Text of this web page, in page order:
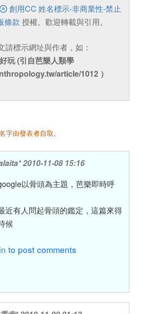
創用CC 姓名標示-非商業性-禁止
條款 授權。歡迎轉載與引用。
請標示網址與作者，如：
玩 (引自芭樂人類學
article/1012 ）
字由發表者自取。
2010-11-08 15:16
以骨頭為主題，芭樂即時呼
近有人問起骨頭的鑑定，這篇來得
候
to post comments